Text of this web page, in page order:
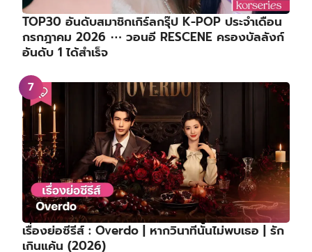
TOP30 อันดับสมาชิกเกิร์ลกรุ๊ป K-POP ประจำเดือน
กรกฎาคม 2026 ⋯ วอนอี RESCENE ครองบัลลังก์
อันดับ 1 ได้สำเร็จ
เรื่องย่อซีรีส์ : Overdo | หากวินาทีนั้นไม่พบเธอ | รัก
เกินแค้น (2026)